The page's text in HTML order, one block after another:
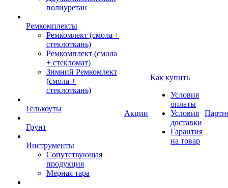
полиуретан
Ремкомплекты
Ремкомлект (смола +
стеклоткань)
Ремкомплект (смола
+ стекломат)
Зимний Ремкомлект
(смола +
стеклоткань)
Гелькоуты
Грунт
Инструменты
Сопутствующая
продукция
Мерная тара
Акции
Как купить
Условия
оплаты
Условия
доставки
Гарантия
на товар